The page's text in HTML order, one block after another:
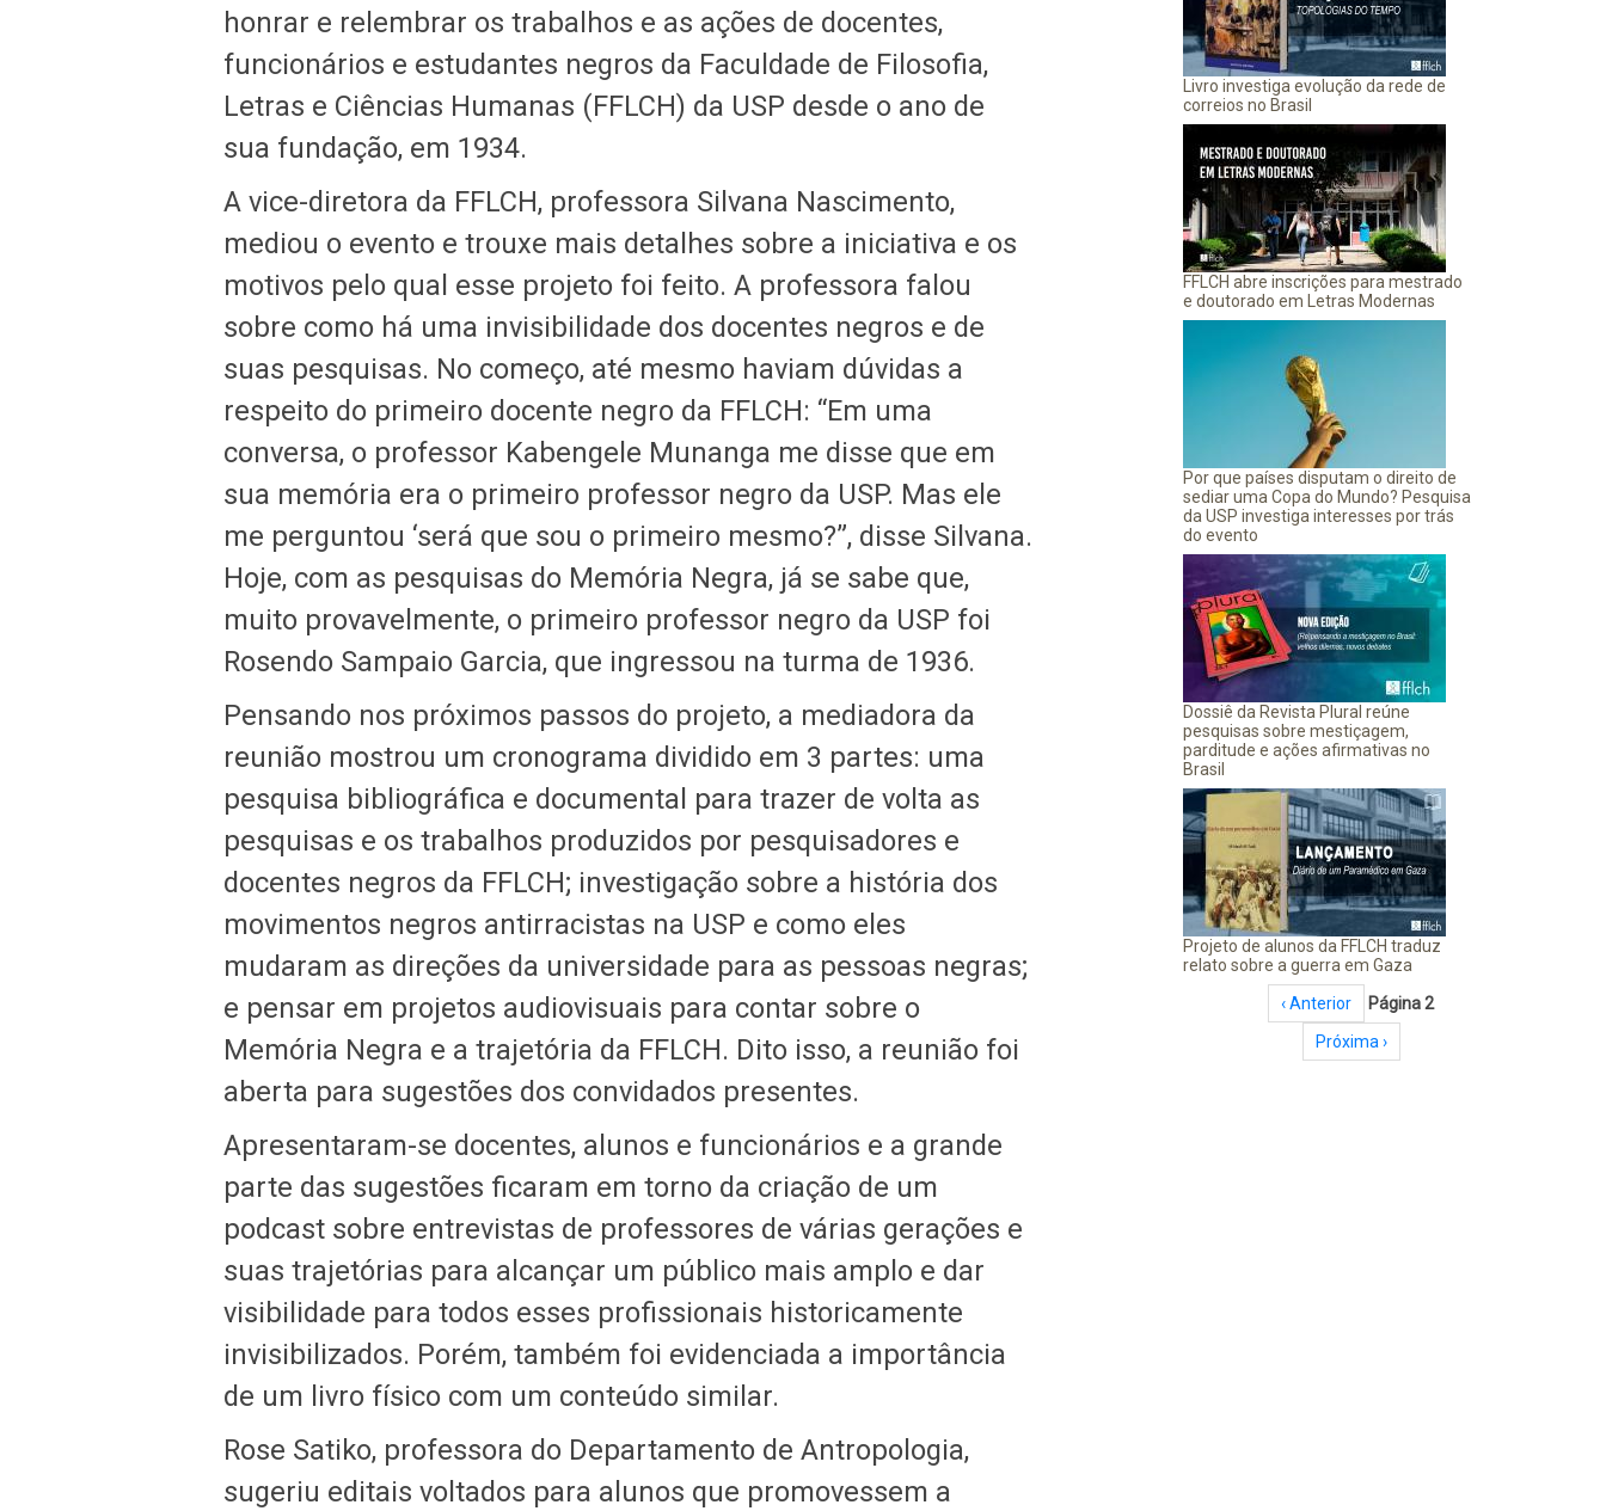
honrar e relembrar os trabalhos e as ações de docentes,
funcionários e estudantes negros da Faculdade de Filosofia,
Letras e Ciências Humanas (FFLCH) da USP desde o ano de
sua fundação, em 1934.
A vice-diretora da FFLCH, professora Silvana Nascimento,
mediou o evento e trouxe mais detalhes sobre a iniciativa e os
motivos pelo qual esse projeto foi feito. A professora falou
sobre como há uma invisibilidade dos docentes negros e de
suas pesquisas. No começo, até mesmo haviam dúvidas a
respeito do primeiro docente negro da FFLCH: “Em uma
conversa, o professor Kabengele Munanga me disse que em
sua memória era o primeiro professor negro da USP. Mas ele
me perguntou ‘será que sou o primeiro mesmo?”, disse Silvana.
Hoje, com as pesquisas do Memória Negra, já se sabe que,
muito provavelmente, o primeiro professor negro da USP foi
Rosendo Sampaio Garcia, que ingressou na turma de 1936.
Pensando nos próximos passos do projeto, a mediadora da
reunião mostrou um cronograma dividido em 3 partes: uma
pesquisa bibliográfica e documental para trazer de volta as
pesquisas e os trabalhos produzidos por pesquisadores e
docentes negros da FFLCH; investigação sobre a história dos
movimentos negros antirracistas na USP e como eles
mudaram as direções da universidade para as pessoas negras;
e pensar em projetos audiovisuais para contar sobre o
Memória Negra e a trajetória da FFLCH. Dito isso, a reunião foi
aberta para sugestões dos convidados presentes.
Apresentaram-se docentes, alunos e funcionários e a grande
parte das sugestões ficaram em torno da criação de um
podcast sobre entrevistas de professores de várias gerações e
suas trajetórias para alcançar um público mais amplo e dar
visibilidade para todos esses profissionais historicamente
invisibilizados. Porém, também foi evidenciada a importância
de um livro físico com um conteúdo similar.
Rose Satiko, professora do Departamento de Antropologia,
sugeriu editais voltados para alunos que promovessem a
Livro investiga evolução da rede de
correios no Brasil
FFLCH abre inscrições para mestrado
e doutorado em Letras Modernas
Por que países disputam o direito de
sediar uma Copa do Mundo? Pesquisa
da USP investiga interesses por trás
do evento
Dossiê da Revista Plural reúne
pesquisas sobre mestiçagem,
parditude e ações afirmativas no
Brasil
Projeto de alunos da FFLCH traduz
relato sobre a guerra em Gaza
PaginaçãoPágina anterior
‹ Anterior
Página 2
Próxima página
Próxima ›